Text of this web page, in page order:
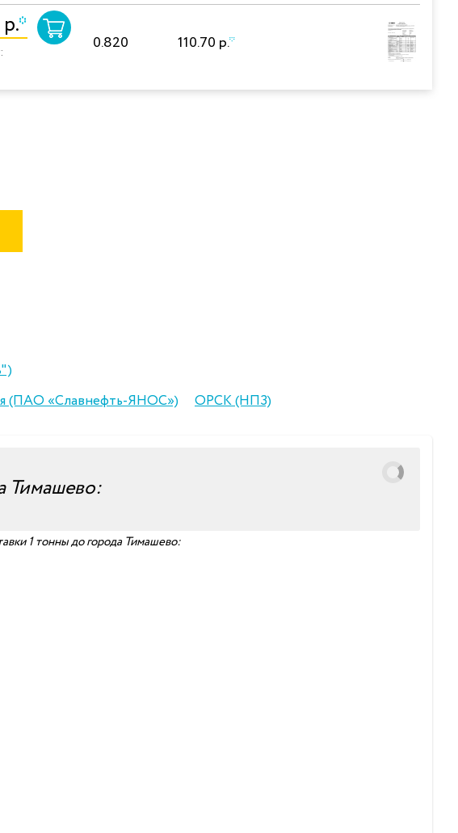
*
0.820 110.70 р.*
(ПАО «Славнефть-ЯНОС») ОРСК (НПЗ)
Тимашево:
1 тонны до города Тимашево: